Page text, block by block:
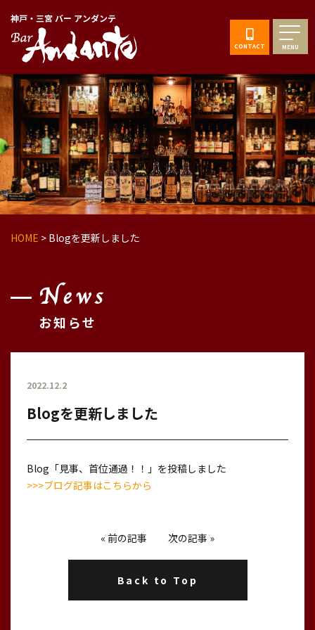
神戸・三宮 バー アンダンテ
CONTACT MENU
HOME > Blogを更新しました
News
お知らせ
2022.12.2
Blogを更新しました
Blog「見事、首位通過！！」を投稿しました
>>>ブログ記事はこちらから
« 前の記事 次の記事 »
Back to Top